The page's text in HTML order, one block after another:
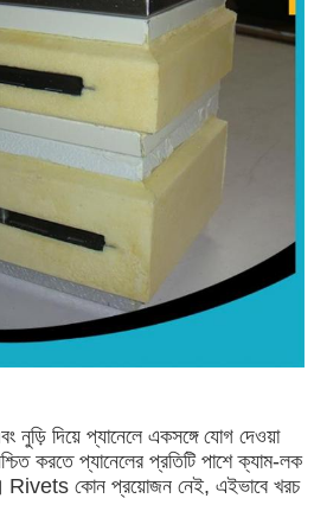
বার্তা রেখে যান
আবার কল করব!
নুড়ি দিয়ে প্যানেলে একসঙ্গে যোগ দেওয়া
করতে প্যানেলের প্রতিটি পাশে ক্যাম-লক
Rivets কোন প্রয়োজন নেই, এইভাবে খরচ